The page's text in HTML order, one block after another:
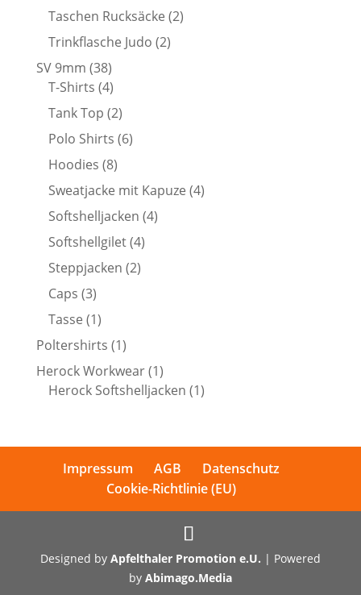
Taschen Rucksäcke 22
Trinkflasche Judo 22
SV 9mm 3838
Produkte
T-Shirts 44
Produkte
Tank Top 22
Produkte
Polo Shirts 66
Hoodies 88
Produkte
Sweatjacke mit Kapuze 44
Softshelljacken 44
Softshellgilet 44
Steppjacken 22
Caps 33
Produkte
Tasse 11
Produkt
Poltershirts 11
Produkt
Herock Workwear 11
Produkt
Herock Softshelljacken 11
Impressum AGB
Datenschutz
Cookie-Richtlinie (EU)
Designed by Apfelthaler Promotion e.U. | Powered
by Abimago.Media